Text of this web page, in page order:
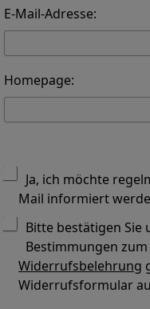
E-Mail-Adresse:
Homepage:
Ja, ich möchte
Mail informiert
Bitte bestätigen Sie
Bestimmungen zum
Widerrufsbelehrung
Widerrufsformular